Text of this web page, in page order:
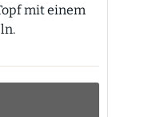
mit einem